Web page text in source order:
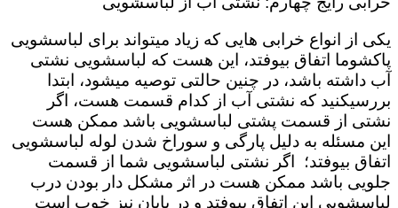
یکی از انواع خرابی هایی که زیاد میتواند برای لباسشویی
پاکشوما اتفاق بیوفتد، این هست که لباسشویی نشتی
آب داشته باشد، در چنین حالتی توصیه میشود، ابتدا
بررسیکنید که نشتی آب از کدام قسمت هست، اگر
نشتی از قسمت پشتی لباسشویی باشد ممکن هست
این مسئله به دلیل پارگی و سوراخ شدن لوله لباسشویی
اتفاق بیوفتد؛ اگر نشتی لباسشویی شما از قسمت
جلویی باشد ممکن هست در اثر مشکل دار بودن درب
لباسشویی این اتفاق بیوفتد و در پایان نیز خوب است